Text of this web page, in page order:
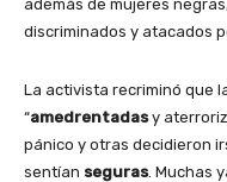
además de mujeres
discriminados y atacados
La activista recriminó que
“amedrentadasy
pánico y otras decidieron
sentían seguras. Muchas